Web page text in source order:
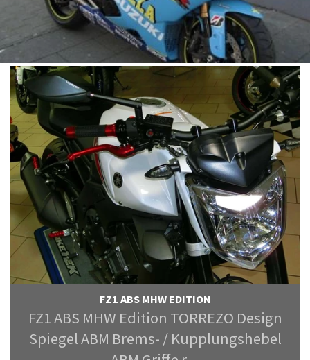
FZ1 ABS MHW EDITION
FZ1 ABS MHW Edition TORREZO Design
Spiegel ABM Brems- / Kupplungshebel